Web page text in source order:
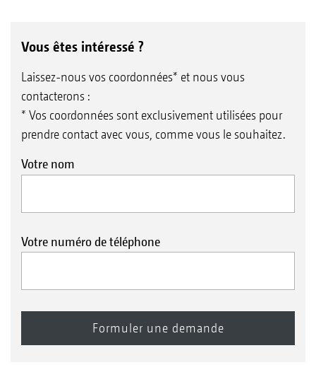
Rouleau profil en U UW 580 mm
et DUW
* Attention ! Associé à un essieu TS, le demi-
tour sur le rouleau suiveur n’est pas possible.
Vous êtes intéressé ?
Laissez-nous vos coordonnées* et nous vous
contacterons :
* Vos coordonnées sont exclusivement utilisées pour
prendre contact avec vous, comme vous le souhaitez.
Votre nom
Votre numéro de téléphone